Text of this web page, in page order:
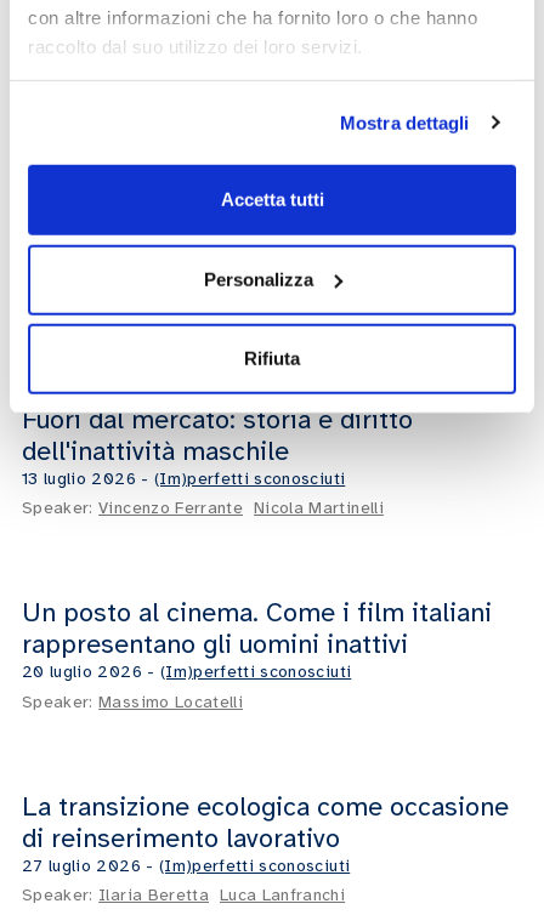
con altre informazioni che ha fornito loro o che hanno
raccolto dal suo utilizzo dei loro servizi.
Mostra dettagli
Accetta tutti
Personalizza
Rifiuta
35:47
Uomini inattivi: tra l'eredità del passato e
il peso delle aspettative
Augusto Cocorullo
Quando smetti di correre. Cosa succede
quando il lavoro non basta più a definirci
(Im)perfetti sconosciuti
Speaker:Silvio Carlo Ripamonti Patrizia Milesi
27:13
Fuori dal mercato: storia e diritto
dell'inattività maschile
13 luglio 2026 - (Im)perfetti sconosciuti
Speaker:Vincenzo Ferrante Nicola Martinelli
22:08
Un posto al cinema. Come i film italiani
rappresentano gli uomini inattivi
20 luglio 2026 - (Im)perfetti sconosciuti
Speaker:Massimo Locatelli
14:47
La transizione ecologica come occasione
di reinserimento lavorativo
27 luglio 2026 - (Im)perfetti sconosciuti
Speaker: Ilaria Beretta Luca Lanfranchi